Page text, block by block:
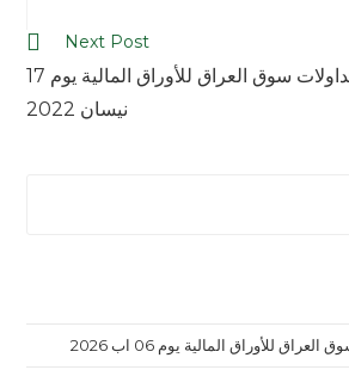
Next Post
التقرير اليومي لتداولات سوق العراق للأوراق المالية يوم 17
نيسان 2022
للأوراق المالية يوم 06 اب 2026